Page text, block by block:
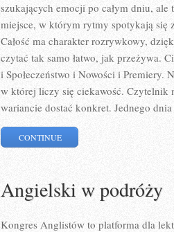
szukających emocji po całym dniu,
miejsce, w którym rytmy spotykają się
Całość ma charakter rozrywkowy,
czytać tak samo łatwo, jak przeżywa.
i Społeczeństwo i Nowości i Premiery.
w której liczy się ciekawość. Czytelnik
wariancie dostać konkret. Jednego
CONTINUE
Angielski w podróży
Kongres Anglistów to platforma dla